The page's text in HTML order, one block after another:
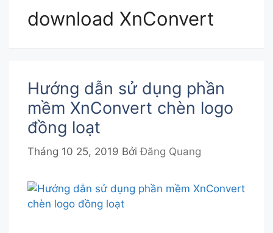
download XnConvert
Hướng dẫn sử dụng phần
mềm XnConvert chèn logo
đồng loạt
Tháng 10 25, 2019 BởiĐăng Quang